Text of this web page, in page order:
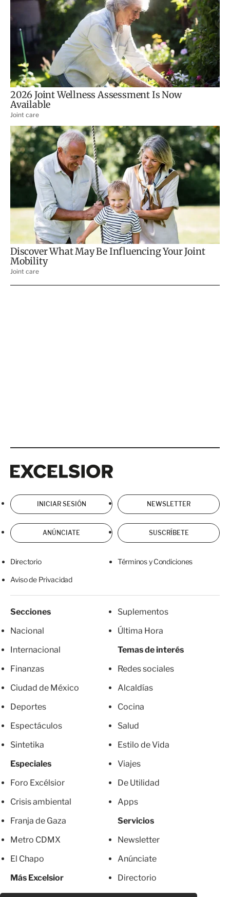
INICIAR SESIÓN NEWSLETTER
ANÚNCIATE SUSCRÍBETE
Directorio Términos y Condiciones
Aviso de Privacidad
Secciones
Nacional
Internacional
Finanzas
Ciudad de México
Deportes
Espectáculos
Sintetika
Especiales
Foro Excélsior
Crisis ambiental
Franja de Gaza
Metro CDMX
El Chapo
Más Excelsior
Suplementos
Última Hora
Temas de interés
Redes sociales
Alcaldías
Cocina
Salud
Estilo de Vida
Viajes
De Utilidad
Apps
Servicios
Newsletter
Anúnciate
Directorio